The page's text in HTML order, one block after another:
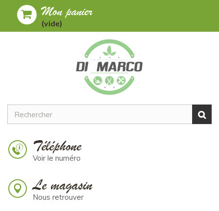
Mon panier
(vide)
Téléphone
Voir le numéro
Le magasin
Nous retrouver